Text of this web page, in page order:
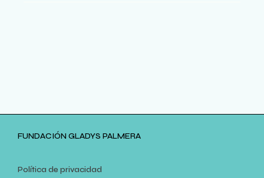
FUNDACIÓN GLADYS PALMERA
Política de privacidad